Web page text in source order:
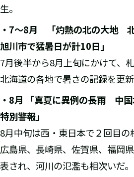
生。
・ 7～8月 「灼熱の北の大地
旭川市で猛暑日が計10日」
7月後半から8月上旬にかけて、
北海道の各地で暑さの記録を更新
・ 8月
「真夏に異例の長雨 中
特別警報」
8月中旬は西・東日本で２回目の
広島県、長崎県、佐賀県、福岡
表され、河川の氾濫も相次いだ。